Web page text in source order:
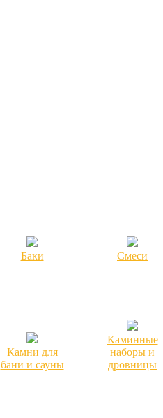
Баки Смеси
Камни для
бани и сауны
Каминные
наборы и
дровницы